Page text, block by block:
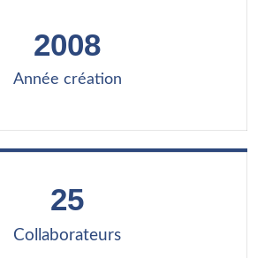
Année création
2008
Collaborateurs
25